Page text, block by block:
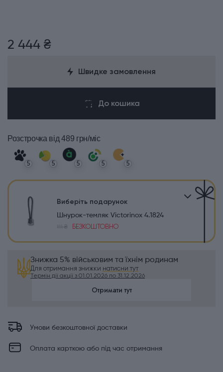
2 444 ₴
Швидке замовлення
До кошика
Розстрочка від 489 грн/міс
5 5 5 5 5
Виберіть подарунок
Шнурок-темляк Victorinox 4.1824
111 ₴
БЕЗКОШТОВНО
Знижка 5% військовим та їхнім родинам
Для отримання знижки натисни тут
Термін дії акції з 01.01.2026 по 31.12.2026
Отримати тут
Умови безкоштовної доставки
Оплата карткою або під час отримання